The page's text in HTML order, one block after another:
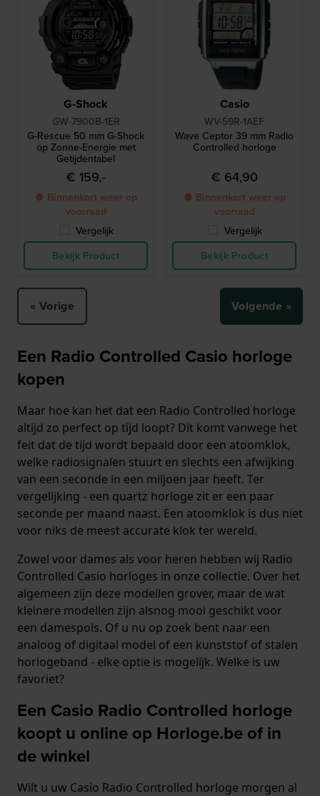
G-Shock
GW-7900B-1ER
G-Rescue 50 mm G-Shock
op Zonne-Energie met
Getijdentabel
€ 159,-
● Binnenkort weer op
voorraad
Vergelijk
Bekijk Product
Casio
WV-59R-1AEF
Wave Ceptor 39 mm Radio
Controlled horloge
€ 64,90
● Binnenkort weer op
voorraad
Vergelijk
Bekijk Product
« Vorige Volgende »
Een Radio Controlled Casio horloge
kopen
Maar hoe kan het dat een Radio Controlled horloge
altijd zo perfect op tijd loopt? Dit komt vanwege het
feit dat de tijd wordt bepaald door een atoomklok,
welke radiosignalen stuurt en slechts een afwijking
van een seconde in een miljoen jaar heeft. Ter
vergelijking - een quartz horloge zit er een paar
seconde per maand naast. Een atoomklok is dus niet
voor niks de meest accurate klok ter wereld.
Zowel voor dames als voor heren hebben wij Radio
Controlled Casio horloges in onze collectie. Over het
algemeen zijn deze modellen grover, maar de wat
kleinere modellen zijn alsnog mooi geschikt voor
een damespols. Of u nu op zoek bent naar een
analoog of digitaal model of een kunststof of stalen
horlogeband - elke optie is mogelijk. Welke is uw
favoriet?
Een Casio Radio Controlled horloge
koopt u online op Horloge.be of in
de winkel
Wilt u uw Casio Radio Controlled horloge morgen al